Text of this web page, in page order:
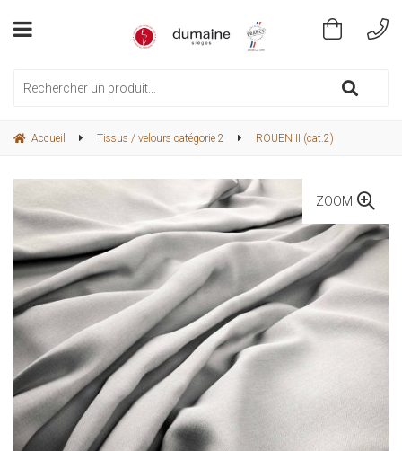
Accueil Tissus / velours catégorie 2 ROUEN II (cat.2)
ZOOM